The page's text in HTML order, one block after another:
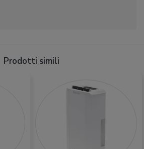
Prodotti simili